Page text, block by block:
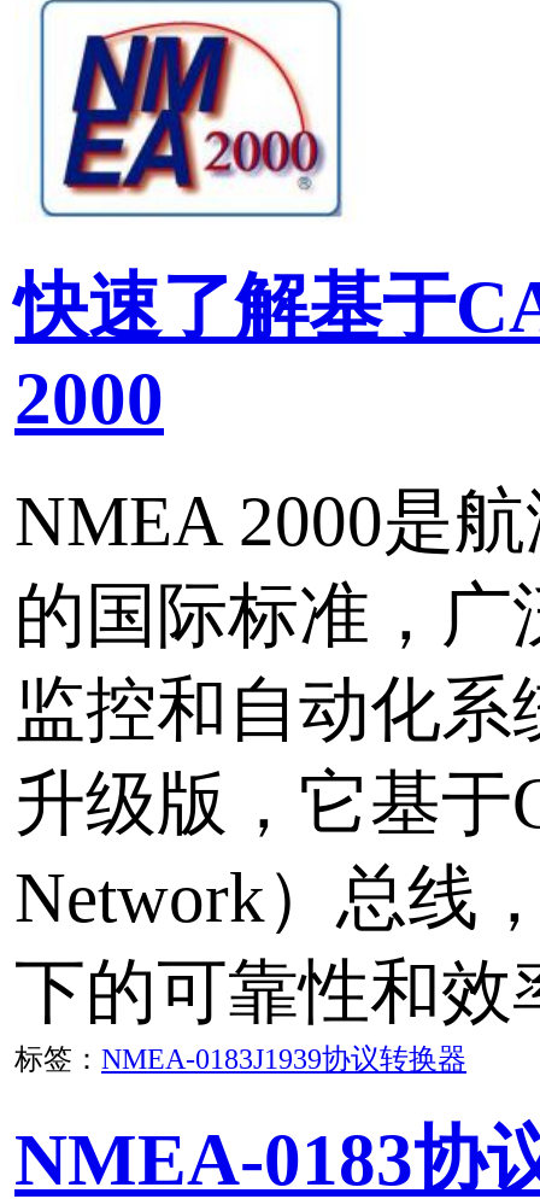
升级版，它基于CAN（
Network）总线，以确保
下的可靠性和效率。
标签：
NMEA-0183协议数据格
NMEA 0183是美国国家
（National Marine
Association ）为海用电
标准格式。目前业已成了
备统一的RTCM（Radio
Commission for Maritime
准协议。
标签： NMEA-0183协议
/1
网站首页|关于我们|联
信息|版权声明|华启易
|留言本|京ICP备
Copyright ©
2026